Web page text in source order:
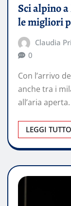
Sci alpino
le migliori
Claudia
0
Con l’arrivo
anche tra i
all’aria
LEGGI TUTTO